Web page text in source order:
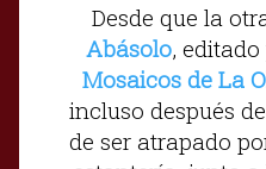
Desde que la
Abásolo,
Mosaicos de La
incluso después
de ser atrapado